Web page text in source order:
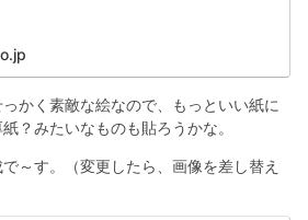
かく素敵な絵なので、もっといい紙に
？みたいなものも貼ろうかな。
～す。（変更したら、画像を差し替え